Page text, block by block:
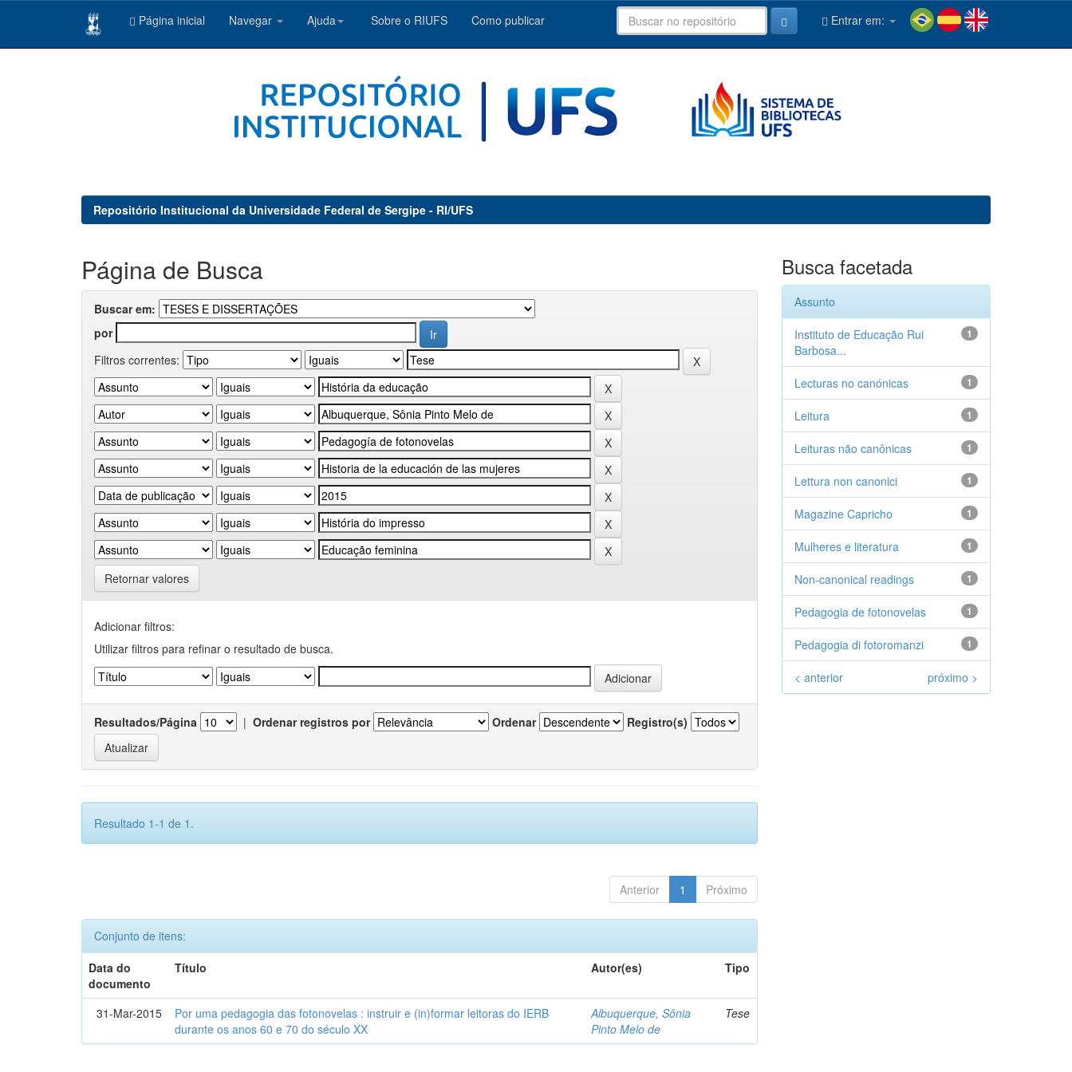
Página inicial Navegar Ajuda Sobre o RIUFS Como publicar Entrar em:
Repositório Institucional da Universidade Federal de Sergipe - RI/UFS
Página de Busca
Buscar em:
por
Filtros correntes:
Retornar valores
Adicionar filtros:
Utilizar filtros para refinar o resultado de busca.
Resultados/Página | Ordenar registros por Ordenar Registro(s)
Resultado 1-1 de 1.
Anterior 1 Próximo
Conjunto de itens:
Data do
documento
Título Autor(es) Tipo
31-Mar-2015
Por uma pedagogia das fotonovelas : instruir e (in)formar leitoras do IERB
durante os anos 60 e 70 do século XX
Albuquerque, Sônia
Pinto Melo de
Tese
Busca facetada
Assunto
1
Instituto de Educação Rui
Barbosa...
1
Lecturas no canónicas
1
Leitura
1
Leituras não canônicas
1
Lettura non canonici
1
Magazine Capricho
1
Mulheres e literatura
1
Non-canonical readings
1
Pedagogia de fotonovelas
1
Pedagogia di fotoromanzi
< anterior próximo >